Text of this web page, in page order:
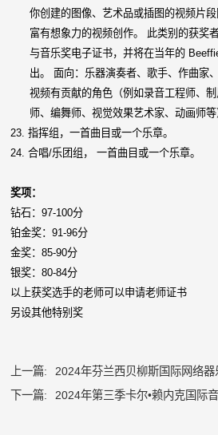
你创建的图像、艺术品或插图的视频片
富有想象力的视频创作。 此类别的获奖
与音乐奖电子证书，并将在当年的
出。 面向：乐器演奏者、歌手、作曲家
视频有贡献的角色（例如录音工程师、
师、编舞师、视觉效果艺术家、动画师等
23. 指挥组，一首曲目或一个乐章。
24. 合唱/乐团组， 一首曲目或一个乐章。
奖项：
钻石：97-100分
铂金奖：91-96分
金奖：85-90分
银奖：80-84分
以上获奖选手的老师可以申请老师证书
另设其他特别奖
上一篇:
2024年芬兰西贝柳斯国际网络器
下一篇:
2024年第三季卡尔•赖内克国际